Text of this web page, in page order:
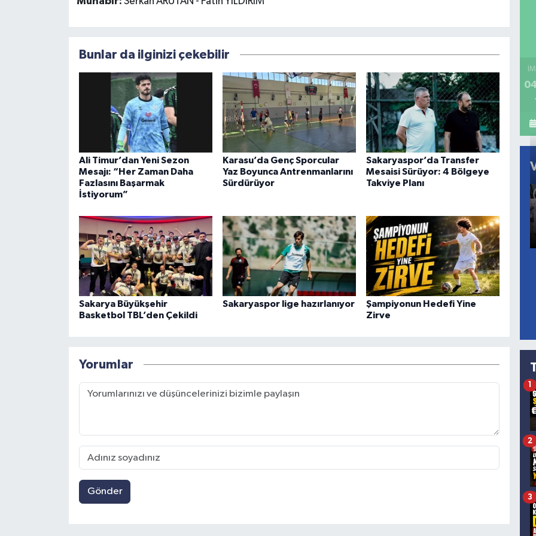
Bunlar da ilginizi çekebilir
Ali Timur’dan Yeni Sezon
Mesajı: “Her Zaman Daha
Fazlasını Başarmak
İstiyorum”
Karasu’da Genç Sporcular
Yaz Boyunca Antrenmanlarını
Sürdürüyor
Sakaryaspor’da Transfer
Mesaisi Sürüyor: 4 Bölgeye
Takviye Planı
Sakarya Büyükşehir
Basketbol TBL’den Çekildi
Sakaryaspor lige hazırlanıyor
Şampiyonun Hedefi Yine
Zirve
Yorumlar
Gönder
1
2
3